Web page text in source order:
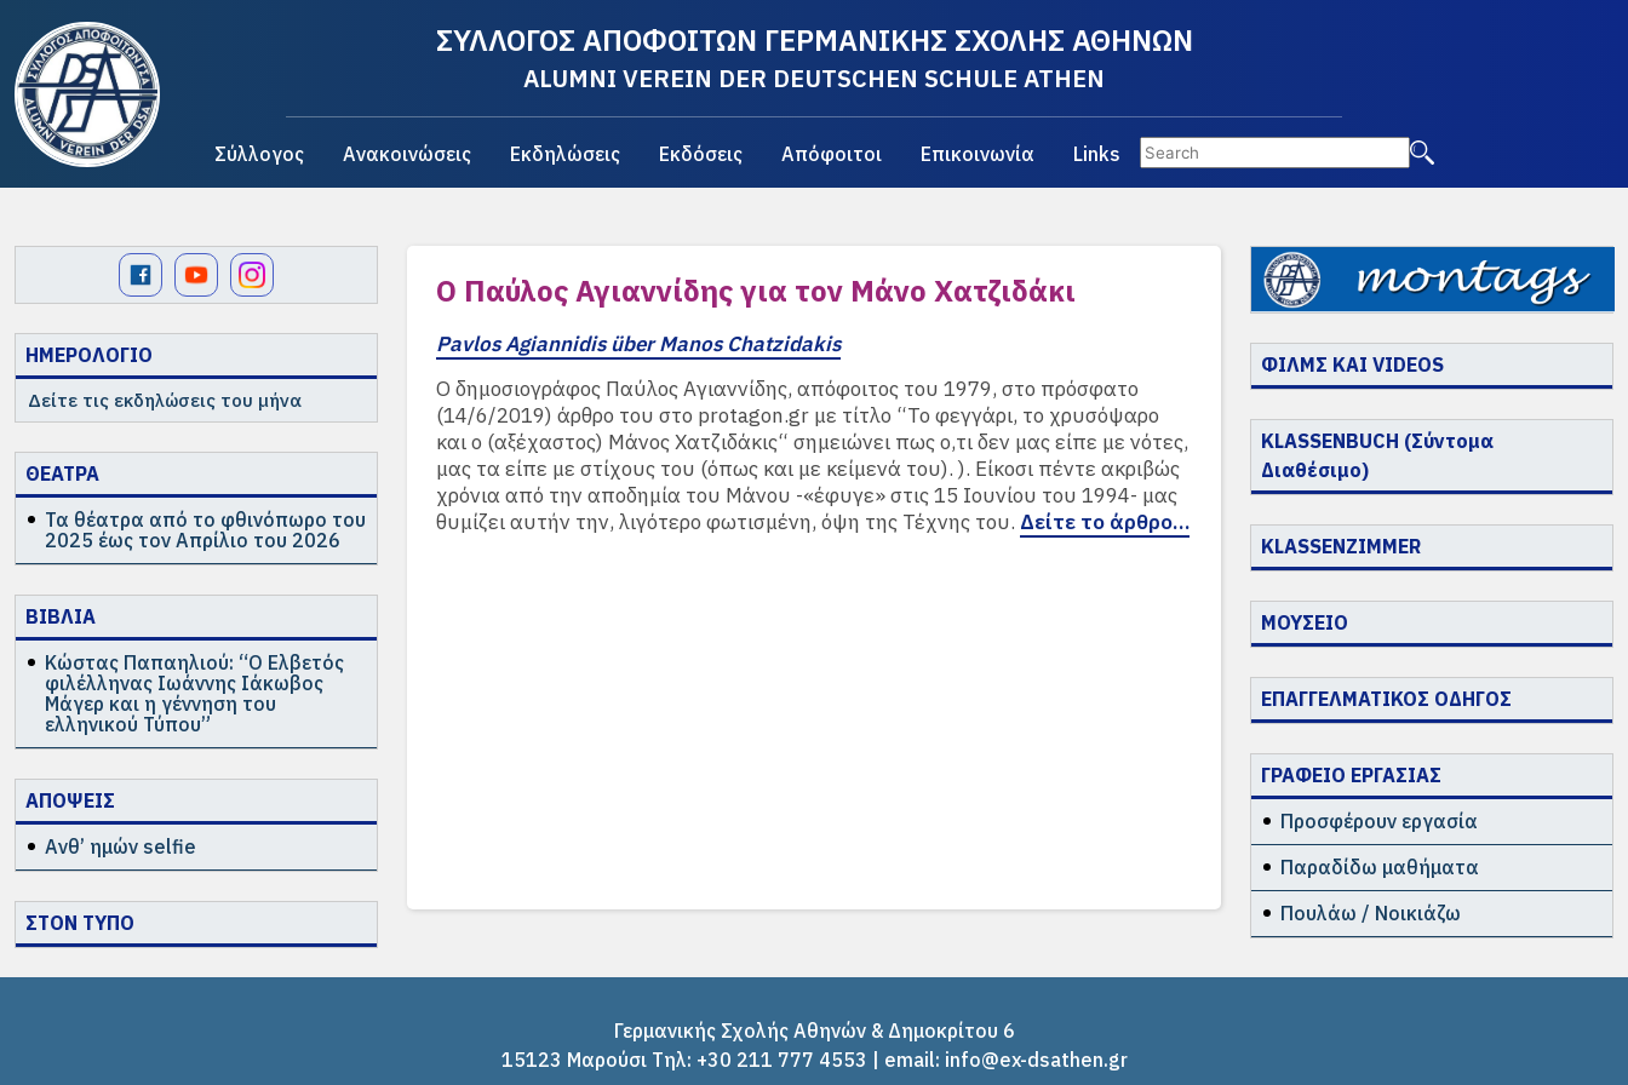
ΣΥΛΛΟΓΟΣ ΑΠΟΦΟΙΤΩΝ ΓΕΡΜΑΝΙΚΗΣ ΣΧΟΛΗΣ ΑΘΗΝΩΝ
ALUMNI VEREIN DER DEUTSCHEN SCHULE ATHEN
Σύλλογος Ανακοινώσεις Εκδηλώσεις Εκδόσεις Απόφοιτοι Επικοινωνία Links
ΗΜΕΡΟΛΟΓΙΟ
Δείτε τις εκδηλώσεις του μήνα
ΘΕΑΤΡΑ
Τα θέατρα από το φθινόπωρο του
2025 έως τον Απρίλιο του 2026
ΒΙΒΛΙΑ
Κώστας Παπαηλιού: “Ο Ελβετός
φιλέλληνας Ιωάννης Ιάκωβος
Μάγερ και η γέννηση του
ελληνικού Τύπου”
ΑΠΟΨΕΙΣ
Ανθ’ ημών selfie
ΣΤΟΝ ΤΥΠΟ
Ο Παύλος Αγιαννίδης για τον Μάνο Χατζιδάκι
Pavlos Agiannidis über Manos Chatzidakis
Ο δημοσιογράφος Παύλος Αγιαννίδης, απόφοιτος του 1979, στο πρόσφατο
(14/6/2019) άρθρο του στο protagon.gr με τίτλο “Το φεγγάρι, το χρυσόψαρο
και ο (αξέχαστος) Μάνος Χατζιδάκις“ σημειώνει πως ο,τι δεν μας είπε με νότες,
μας τα είπε με στίχους του (όπως και με κείμενά του). ). Είκοσι πέντε ακριβώς
χρόνια από την αποδημία του Μάνου -«έφυγε» στις 15 Ιουνίου του 1994- μας
θυμίζει αυτήν την, λιγότερο φωτισμένη, όψη της Τέχνης του. Δείτε το άρθρο…
ΦΙΛΜΣ ΚΑΙ VIDEOS
KLASSENBUCH (Σύντομα
Διαθέσιμο)
KLASSENZIMMER
ΜΟΥΣΕΙΟ
ΕΠΑΓΓΕΛΜΑΤΙΚΟΣ ΟΔΗΓΟΣ
ΓΡΑΦΕΙΟ ΕΡΓΑΣΙΑΣ
Προσφέρουν εργασία
Παραδίδω μαθήματα
Πουλάω / Νοικιάζω
Γερμανικής Σχολής Αθηνών & Δημοκρίτου 6
15123 Μαρούσι Tηλ: +30 211 777 4553 | email: info@ex-dsathen.gr